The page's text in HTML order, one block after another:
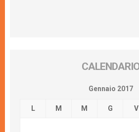
Gennaio 2017
L M M G V